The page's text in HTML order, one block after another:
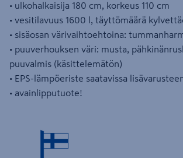
• ulkohalkaisija 180 cm, korkeus 110 cm
• vesitilavuus 1600 l, täyttömäärä
• sisäosan värivaihtoehtoina:
• puuverhouksen väri: musta,
puuvalmis (käsittelemätön)
• EPS-lämpöeriste saatavissa
• avainlipputuote!